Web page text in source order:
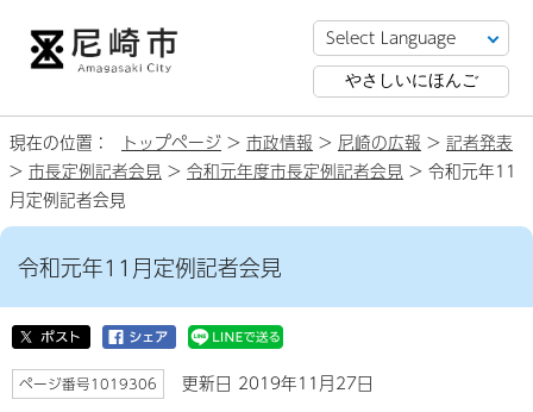
やさしいにほんご
現在の位置： トップページ > 市政情報 > 尼崎の広報 > 記者発表
> 市長定例記者会見 > 令和元年度市長定例記者会見 > 令和元年11
月定例記者会見
令和元年11月定例記者会見
ページ番号1019306 更新日 2019年11月27日